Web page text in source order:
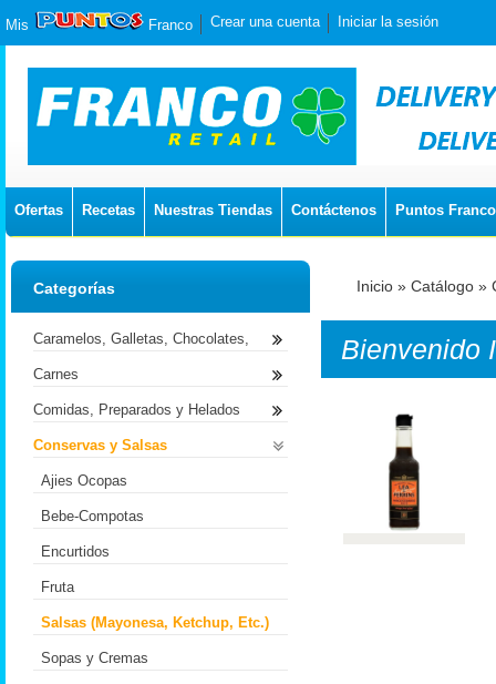
Mis Franco Crear una cuenta Iniciar la sesión
Ofertas Recetas Nuestras Tiendas Contáctenos Puntos Franco
Inicio » Catálogo »
Bienvenido
Categorías
Caramelos, Galletas, Chocolates,
Carnes
Comidas, Preparados y Helados
Conservas y Salsas
Ajies Ocopas
Bebe-Compotas
Encurtidos
Fruta
Salsas (Mayonesa, Ketchup, Etc.)
Sopas y Cremas